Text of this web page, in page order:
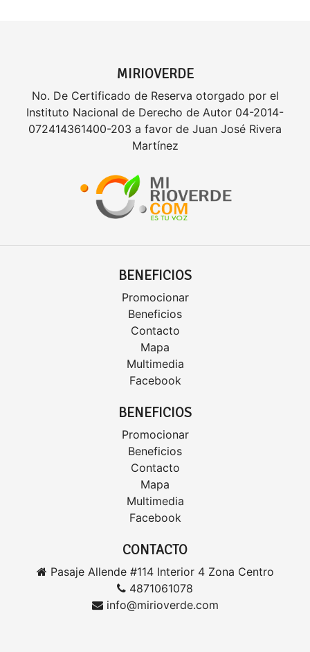
MIRIOVERDE
No. De Certificado de Reserva otorgado por el
Instituto Nacional de Derecho de Autor 04-2014-
072414361400-203 a favor de Juan José Rivera
Martínez
BENEFICIOS
Promocionar
Beneficios
Contacto
Mapa
Multimedia
Facebook
BENEFICIOS
Promocionar
Beneficios
Contacto
Mapa
Multimedia
Facebook
CONTACTO
Pasaje Allende #114 Interior 4 Zona Centro
4871061078
info@mirioverde.com